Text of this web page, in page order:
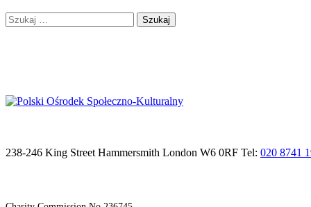
Szukaj:
238-246 King Street Hammersmith London W6 0RF Tel: 020 8741